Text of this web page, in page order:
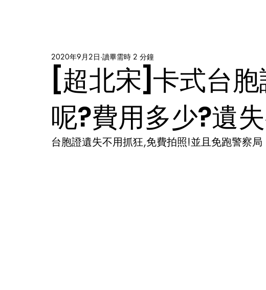
[超北宋]卡式台
呢?費用多少?遺
2020年9月2日 讀畢需時 2 分鐘
台胞證遺失不用抓狂,免費拍照!並且免跑警察局